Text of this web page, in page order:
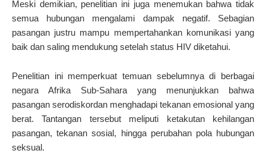
Meski demikian, penelitian ini juga menemukan bahwa tidak
semua hubungan mengalami dampak negatif. Sebagian
pasangan justru mampu mempertahankan komunikasi yang
baik dan saling mendukung setelah status HIV diketahui.
Penelitian ini memperkuat temuan sebelumnya di berbagai
negara Afrika Sub-Sahara yang menunjukkan bahwa
pasangan serodiskordan menghadapi tekanan emosional yang
berat. Tantangan tersebut meliputi ketakutan kehilangan
pasangan, tekanan sosial, hingga perubahan pola hubungan
seksual.